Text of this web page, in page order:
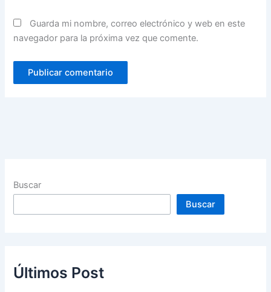
Guarda mi nombre, correo electrónico y web en este
navegador para la próxima vez que comente.
Buscar
Buscar
Últimos Post